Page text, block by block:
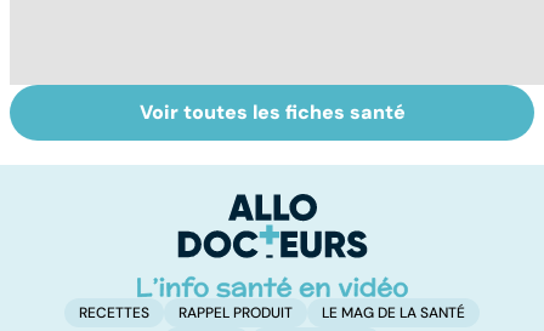
Le magnésium,
un oligo-élément
Intestin irritable :
le régime
solution ?
Voir toutes les fiches santé
RECETTES RAPPEL PRODUIT LE MAG DE LA SANTÉ